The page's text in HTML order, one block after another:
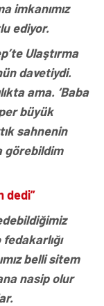
imkanımız
ediyor.
Ulaştırma
davetiydi.
ama. ‘Baba
büyük
sahnenin
görebildim
dedi”
belli sitem
nasip olur